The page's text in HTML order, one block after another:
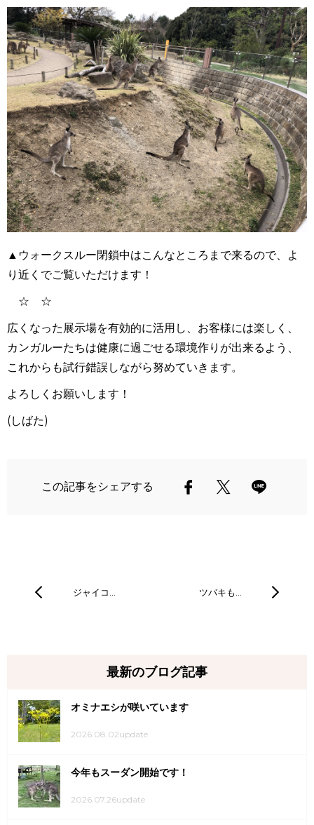
▲ウォークスルー閉鎖中はこんなところまで来るので、よ
り近くでご覧いただけます！
☆ ☆
広くなった展示場を有効的に活用し、お客様には楽しく、
カンガルーたちは健康に過ごせる環境作りが出来るよう、
これからも試行錯誤しながら努めていきます。
よろしくお願いします！
(しばた)
この記事をシェアする
ジャイコ… ツバキも…
最新のブログ記事
オミナエシが咲いています
2026.08.02update
今年もスーダン開始です！
2026.07.26update